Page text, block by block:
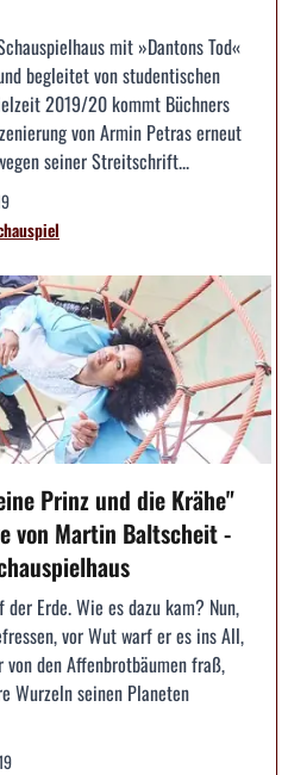
mit »Dantons Tod«
begleitet von studentischen
2019/20 kommt Büchners
von Armin Petras erneut
seiner Streitschrift...
Prinz und die Krähe"
von Martin Baltscheit -
Erde. Wie es dazu kam? Nun,
vor Wut warf er es ins All,
den Affenbrotbäumen fraß,
Wurzeln seinen Planeten